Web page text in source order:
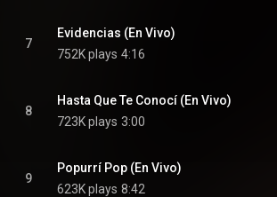
7
Evidencias (En Vivo)
752K plays 4:16
8
Hasta Que Te Conocí (En Vivo)
723K plays 3:00
9
Popurrí Pop (En Vivo)
623K plays 8:42